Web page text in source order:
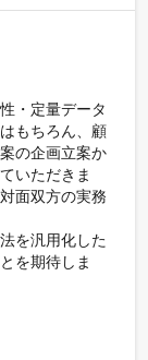
・定量データ
もちろん、顧
の企画立案か
いただきま
面双方の実務
を汎用化した
を期待しま